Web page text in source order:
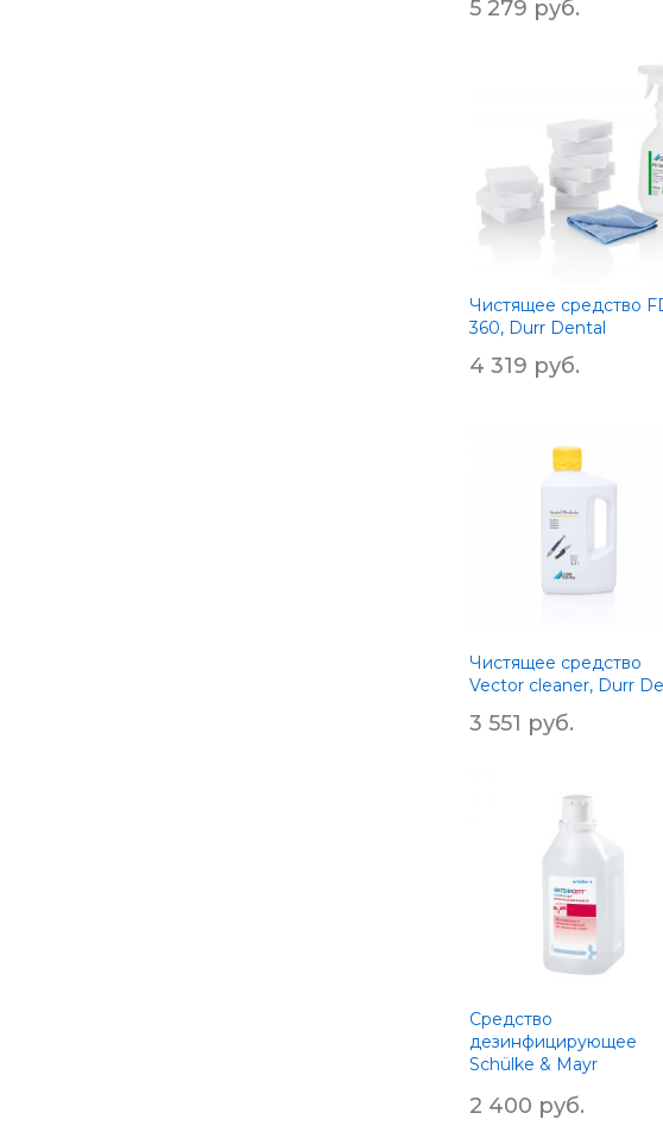
5 279 руб.
Чистящее средство
360, Durr Dental
4 319 руб.
Чистящее средство
Vector cleaner, Durr
3 551 руб.
Средство
дезинфицирующее
Schülke & Mayr
2 400 руб.